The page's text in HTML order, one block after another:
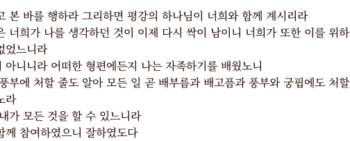
본 바를 행하라 그리하면 평강의 하나님이 너희와 함께 계시리라
너희가 나를 생각하던 것이 이제 다시 싹이 남이니 너희가 또한 이를 위하
었느니라
니니라 어떠한 형편에든지 나는 자족하기를 배웠노니
부에 처할 줄도 알아 모든 일 곧 배부름과 배고픔과 풍부와 궁핍에도 처할
라
가 모든 것을 할 수 있느니라
참여하였으니 잘하였도다